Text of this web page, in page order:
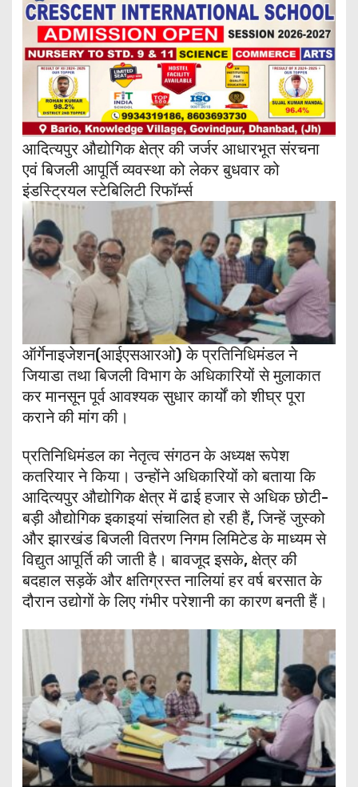
आदित्यपुर औद्योगिक क्षेत्र की जर्जर आधारभूत संरचना
एवं बिजली आपूर्ति व्यवस्था को लेकर बुधवार को
इंडस्ट्रियल स्टेबिलिटी रिफॉर्म्स
ऑर्गेनाइजेशन(आईएसआरओ) के प्रतिनिधिमंडल ने
जियाडा तथा बिजली विभाग के अधिकारियों से मुलाकात
कर मानसून पूर्व आवश्यक सुधार कार्यों को शीघ्र पूरा
कराने की मांग की।
प्रतिनिधिमंडल का नेतृत्व संगठन के अध्यक्ष रूपेश
कतरियार ने किया। उन्होंने अधिकारियों को बताया कि
आदित्यपुर औद्योगिक क्षेत्र में ढाई हजार से अधिक छोटी-
बड़ी औद्योगिक इकाइयां संचालित हो रही हैं, जिन्हें जुस्को
और झारखंड बिजली वितरण निगम लिमिटेड के माध्यम से
विद्युत आपूर्ति की जाती है। बावजूद इसके, क्षेत्र की
बदहाल सड़कें और क्षतिग्रस्त नालियां हर वर्ष बरसात के
दौरान उद्योगों के लिए गंभीर परेशानी का कारण बनती हैं।